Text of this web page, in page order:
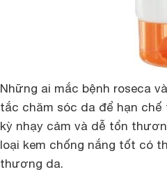
Những ai mắc bệnh roseca
tắc chăm sóc da để hạn
kỳ nhạy cảm và dễ tổn
loại kem chống nắng tốt có
thương da.